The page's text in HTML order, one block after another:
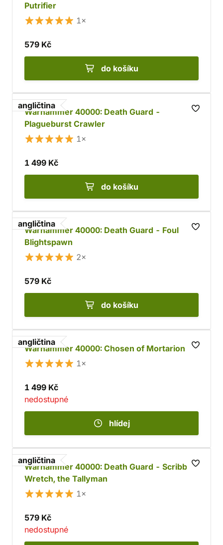
Putrifier
1×
579 Kč
do košíku
angličtina
Warhammer 40000: Death Guard -
Plagueburst Crawler
1×
1 499 Kč
do košíku
angličtina
Warhammer 40000: Death Guard - Foul
Blightspawn
2×
579 Kč
do košíku
angličtina
Warhammer 40000: Chosen of Mortarion
1×
1 499 Kč
nedostupné
hlídej
angličtina
Warhammer 40000: Death Guard - Scribbus
Wretch, the Tallyman
1×
579 Kč
nedostupné